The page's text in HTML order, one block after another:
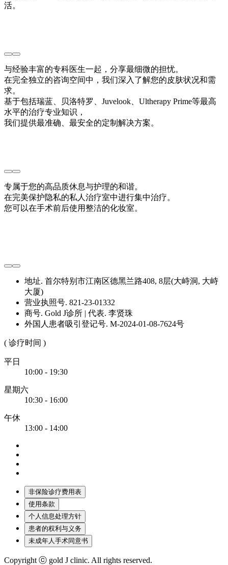
活。
与经验丰富的专科医生一起，分享最细微的担忧。
在完全独立的咨询空间中，我们深入了解您的皮肤状况和需
求。
基于包括瑞蓝、贝洛特罗、Juvelook、Ultherapy Prime等最高
水平的治疗专业知识，
我们提供最准确、最安全的定制解决方案。
专属于您的高品质休息与护理的和谐。
在完美保护隐私的私人治疗室中进行集中治疗。
您可以在手术前后使用整洁的化妆室。
地址. 首尔特别市江南区德黑兰路408, 8层(大峙洞, 大峙
大厦)
营业执照号. 821-23-01332
商号. Gold J诊所 | 代表. 李贤珠
外国人患者吸引登记号. M-2024-01-08-7624号
( 诊疗时间 )
平日
10:00 - 19:30
星期六
10:30 - 16:00
午休
13:00 - 14:00
非保险诊疗费用表
使用条款
个人信息处理方针
患者的权利与义务
未成年人手术同意书
Copyright ⓒ gold J clinic. All rights reserved.